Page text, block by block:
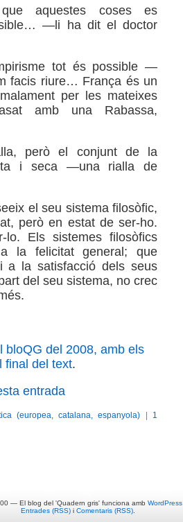
aquestes coses es
—li ha dit el doctor
tot és possible —
facis riure… França és un
per les mateixes
amb una Rabassa,
però el conjunt de la
i seca —una rialla de
el seu sistema filosòfic,
però en estat de ser-ho.
lo. Els sistemes filosòfics
la felicitat general; que
a la satisfacció dels seus
del seu sistema, no crec
bloQG del 2008, amb els
final del text.
entrada
(europea, catalana, espanyola)
1
— El blog del 'Quadern gris' funciona amb WordPress
Entrades (RSS)i Comentaris (RSS).